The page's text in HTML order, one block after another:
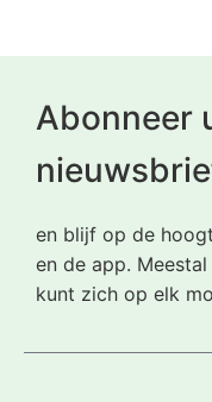
Abonneer
en blijf op de
en de app.
kunt zich op elk